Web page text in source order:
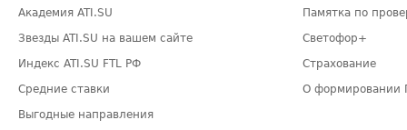
Академия ATI.SU
Звезды ATI.SU на вашем сайте
Индекс ATI.SU FTL РФ
Средние ставки
Выгодные направления
Памятка по
Светофор+
Страхование
О формировании